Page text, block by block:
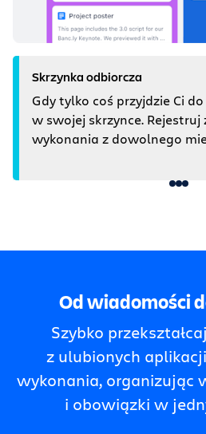
Skrzynka odbiorcza
Gdy tylko coś przyjdzie Ci
w swojej skrzynce. Rejestruj
wykonania z dowolnego
Od wiadomości
Szybko
z ulubionych
wykonania, organizując
i obowiązki w